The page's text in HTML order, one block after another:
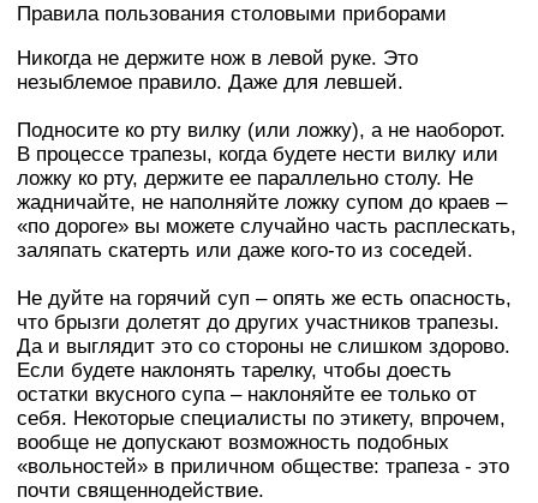
Правила пользования столовыми приборами
Никогда не держите нож в левой руке. Это
незыблемое правило. Даже для левшей.
Подносите ко рту вилку (или ложку), а не наоборот.
В процессе трапезы, когда будете нести вилку или
ложку ко рту, держите ее параллельно столу. Не
жадничайте, не наполняйте ложку супом до краев –
«по дороге» вы можете случайно часть расплескать,
заляпать скатерть или даже кого-то из соседей.
Не дуйте на горячий суп – опять же есть опасность,
что брызги долетят до других участников трапезы.
Да и выглядит это со стороны не слишком здорово.
Если будете наклонять тарелку, чтобы доесть
остатки вкусного супа – наклоняйте ее только от
себя. Некоторые специалисты по этикету, впрочем,
вообще не допускают возможность подобных
«вольностей» в приличном обществе: трапеза - это
почти священнодействие.